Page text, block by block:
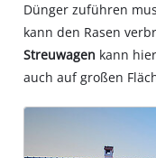
Dünger zuführen
kann den Rasen
Streuwagen kann
auch auf großen